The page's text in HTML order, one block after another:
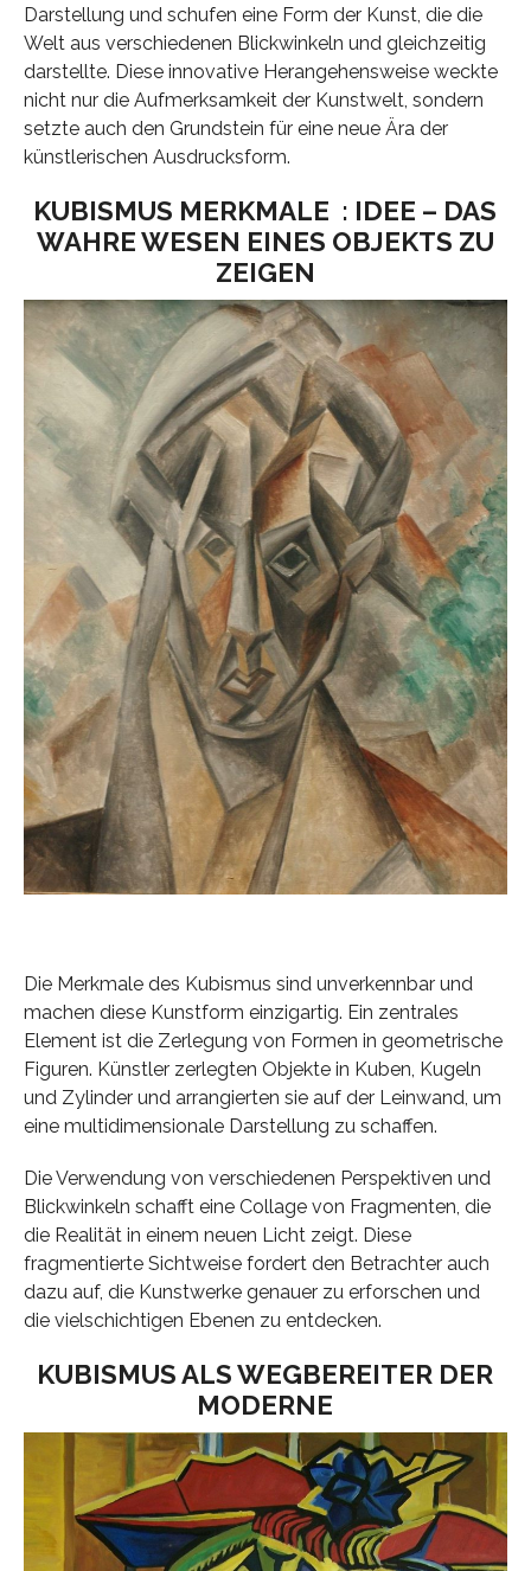
Darstellung und schufen eine Form der Kunst, die die
Welt aus verschiedenen Blickwinkeln und gleichzeitig
darstellte. Diese innovative Herangehensweise weckte
nicht nur die Aufmerksamkeit der Kunstwelt, sondern
setzte auch den Grundstein für eine neue Ära der
künstlerischen Ausdrucksform.
KUBISMUS MERKMALE : IDEE – DAS
WAHRE WESEN EINES OBJEKTS ZU
ZEIGEN
Die Merkmale des Kubismus sind unverkennbar und
machen diese Kunstform einzigartig. Ein zentrales
Element ist die Zerlegung von Formen in geometrische
Figuren. Künstler zerlegten Objekte in Kuben, Kugeln
und Zylinder und arrangierten sie auf der Leinwand, um
eine multidimensionale Darstellung zu schaffen.
Die Verwendung von verschiedenen Perspektiven und
Blickwinkeln schafft eine Collage von Fragmenten, die
die Realität in einem neuen Licht zeigt. Diese
fragmentierte Sichtweise fordert den Betrachter auch
dazu auf, die Kunstwerke genauer zu erforschen und
die vielschichtigen Ebenen zu entdecken.
KUBISMUS ALS WEGBEREITER DER
MODERNE